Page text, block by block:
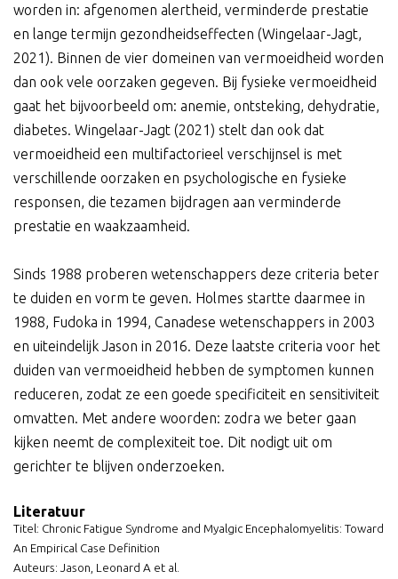
worden in: afgenomen alertheid, verminderde prestatie
en lange termijn gezondheidseffecten (Wingelaar-Jagt,
2021). Binnen de vier domeinen van vermoeidheid worden
dan ook vele oorzaken gegeven. Bij fysieke vermoeidheid
gaat het bijvoorbeeld om: anemie, ontsteking, dehydratie,
diabetes. Wingelaar-Jagt (2021) stelt dan ook dat
vermoeidheid een multifactorieel verschijnsel is met
verschillende oorzaken en psychologische en fysieke
responsen, die tezamen bijdragen aan verminderde
prestatie en waakzaamheid.
Sinds 1988 proberen wetenschappers deze criteria beter
te duiden en vorm te geven. Holmes startte daarmee in
1988, Fudoka in 1994, Canadese wetenschappers in 2003
en uiteindelijk Jason in 2016. Deze laatste criteria voor het
duiden van vermoeidheid hebben de symptomen kunnen
reduceren, zodat ze een goede specificiteit en sensitiviteit
omvatten. Met andere woorden: zodra we beter gaan
kijken neemt de complexiteit toe. Dit nodigt uit om
gerichter te blijven onderzoeken.
Literatuur
Titel: Chronic Fatigue Syndrome and Myalgic Encephalomyelitis: Toward
An Empirical Case Definition
Auteurs: Jason, Leonard A et al.